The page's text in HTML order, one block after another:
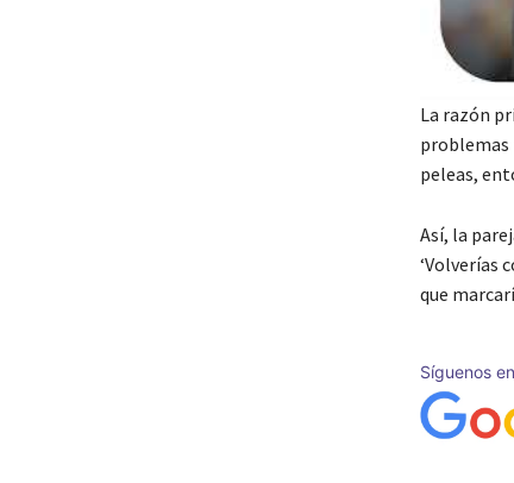
La razón
problemas
peleas,
Así, la
‘Volverías
que
Síguenos en